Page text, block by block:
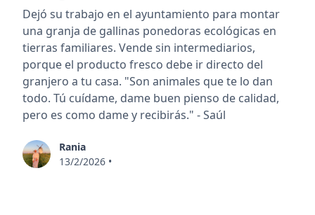
Dejó su trabajo en el ayuntamiento para montar
una granja de gallinas ponedoras ecológicas en
tierras familiares. Vende sin intermediarios,
porque el producto fresco debe ir directo del
granjero a tu casa. "Son animales que te lo dan
todo. Tú cuídame, dame buen pienso de calidad,
pero es como dame y recibirás." - Saúl
Rania
13/2/2026 •